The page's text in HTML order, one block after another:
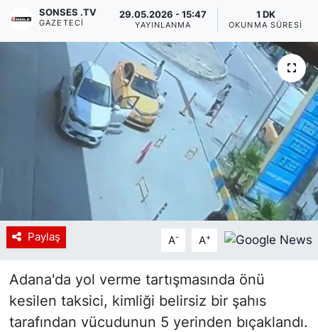
SONSES .TV
GAZETECI
29.05.2026 - 15:47
YAYINLANMA
1 DK
OKUNMA SÜRESI
Paylaş A- A+
Adana'da yol verme tartışmasında önü
kesilen taksici, kimliği belirsiz bir şahıs
tarafından vücudunun 5 yerinden bıçaklandı.
Siyaset
YEREL HABER
Haberde insan
Tanıtım